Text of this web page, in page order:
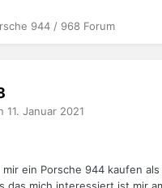
944 / 968 Forum
11. Januar 2021
ein Porsche 944 kaufen als